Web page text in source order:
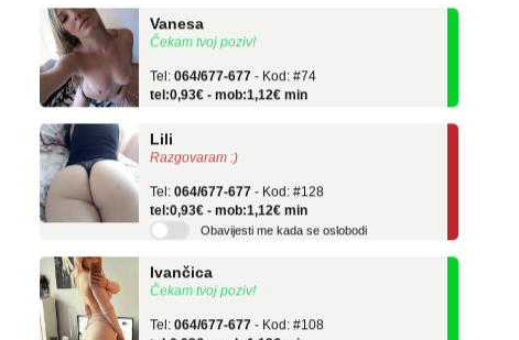
Čekam tvoj poziv!
tel:0,93€ - mob:1,12€ min
Razgovaram :)
tel:0,93€ - mob:1,12€ min
Obavijesti me kada se oslobodi
Čekam tvoj poziv!
tel:0,93€ - mob:1,12€ min